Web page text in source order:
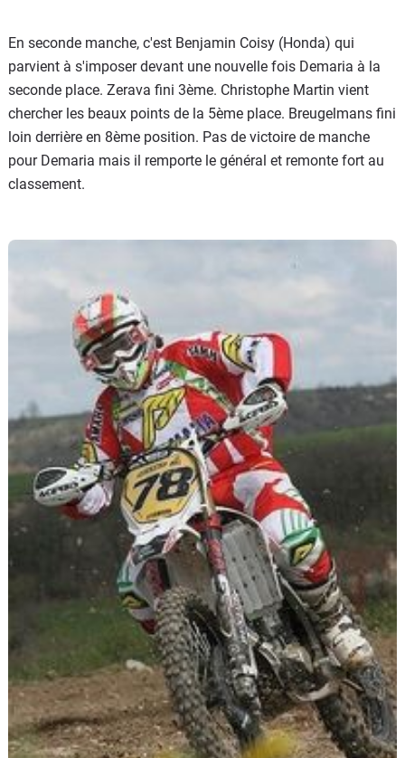
En seconde manche, c'est Benjamin Coisy (Honda) qui
parvient à s'imposer devant une nouvelle fois Demaria à la
seconde place. Zerava fini 3ème. Christophe Martin vient
chercher les beaux points de la 5ème place. Breugelmans fini
loin derrière en 8ème position. Pas de victoire de manche
pour Demaria mais il remporte le général et remonte fort au
classement.